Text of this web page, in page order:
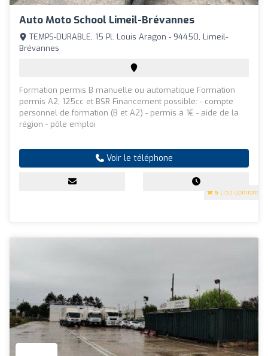
Auto Moto School Limeil-Brévannes
5 (153 Opinions)
TEMPS-DURABLE, 15 Pl. Louis Aragon - 94450, Limeil-
Brévannes
Formation permis B manuelle ou automatique Formation
permis A2, 125cc et BSR Financement possible: - compte
personnel de formation (B et A2) - permis à 1€ - aide de la
région - pôle emploi
Voir le téléphone